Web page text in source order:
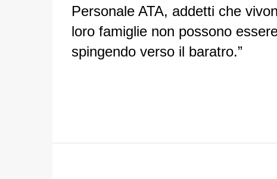
Personale ATA, addetti che
loro famiglie non possono
spingendo verso il baratro.”